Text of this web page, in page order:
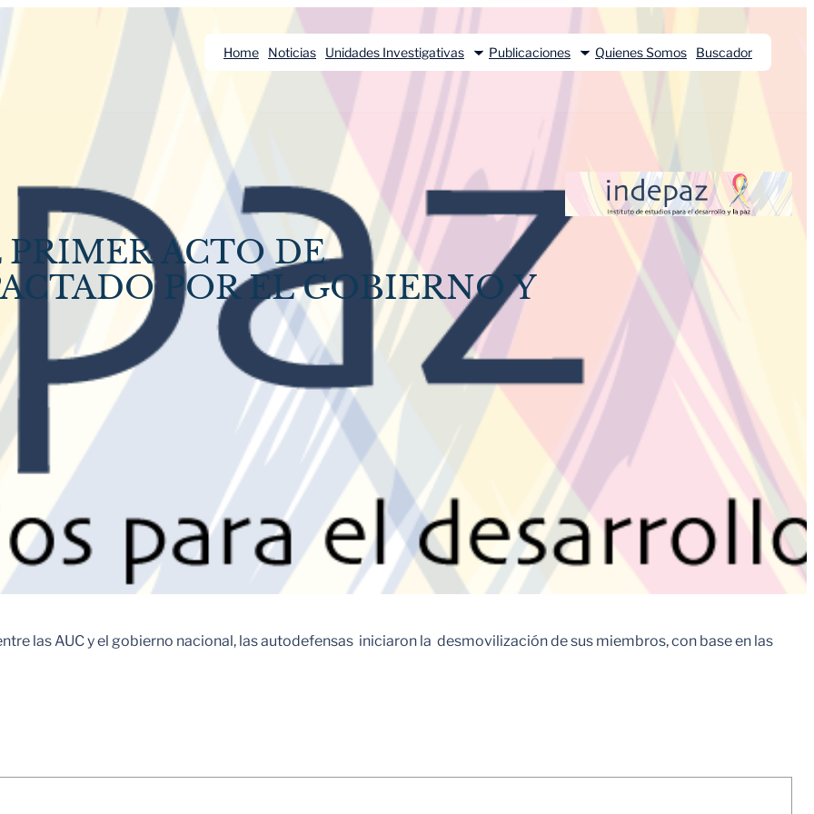
Home Noticias Unidades Investigativas Publicaciones Quienes Somos Buscador
ACTO DE
POR EL GOBIERNO Y
las AUC y el gobierno nacional, las autodefensas iniciaron la desmovilización de sus miembros, con base en las